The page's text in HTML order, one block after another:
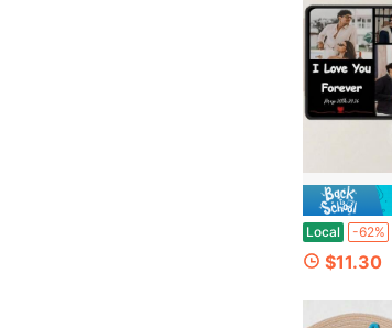
Local -62%
$11.30